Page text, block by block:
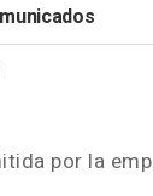
por la